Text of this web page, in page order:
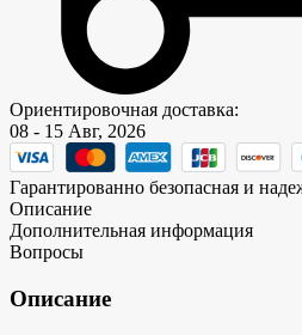
Ориентировочная доставка:
08 - 15 Авг, 2026
Гарантированно безопасная и
Описание
Дополнительная информация
Вопросы
Описание